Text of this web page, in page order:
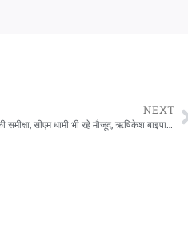
NEXT
नितिन गडकरी ने की नेशनल हाईवे प्रोजेक्ट्स की समीक्षा, सीएम धामी भी रहे मौजूद, ऋषिकेश बाइपास की पैरवी